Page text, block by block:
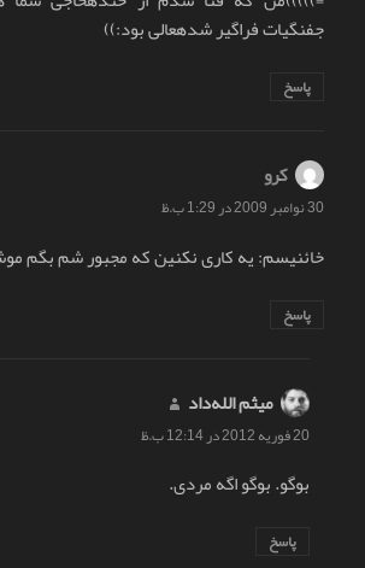
جفنگیات فراگیر شدهعالی بود:))
پاسخ
کرو
30 نوامبر 2009 در 1:29 ب.ظ
خائنیسم: یه کاری نکنین که مجبور شم بگم
پاسخ
میثم الله‌داد
20 فوریه 2012 در 12:14 ب.ظ
بوگو. بوگو اگه مردی.
پاسخ